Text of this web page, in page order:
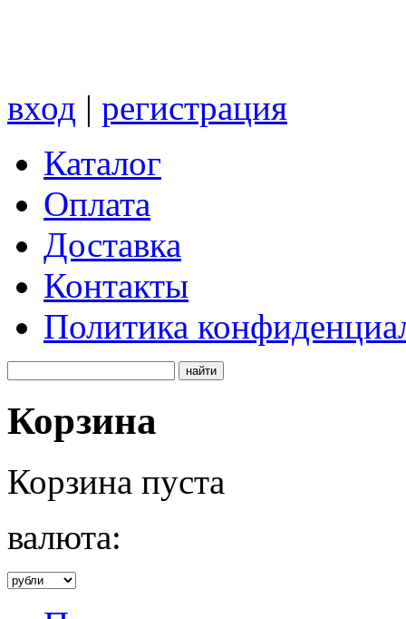
вход | регистрация
Каталог
Оплата
Доставка
Контакты
Политика
Корзина
Корзина пуста
валюта: